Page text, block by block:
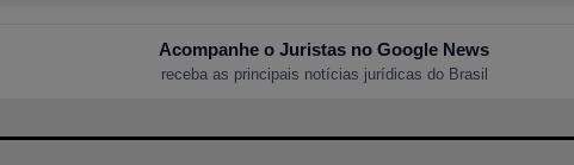
Acompanhe o Juristas no Google News
receba as principais notícias jurídicas do Brasil